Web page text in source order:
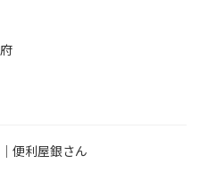
便利屋銀さん